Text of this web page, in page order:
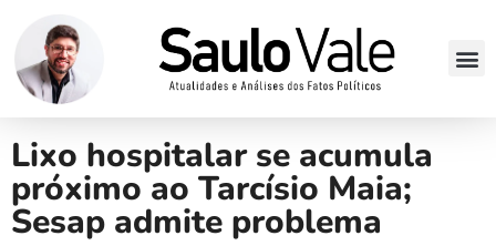
Lixo hospitalar se acumula
próximo ao Tarcísio Maia;
Sesap admite problema